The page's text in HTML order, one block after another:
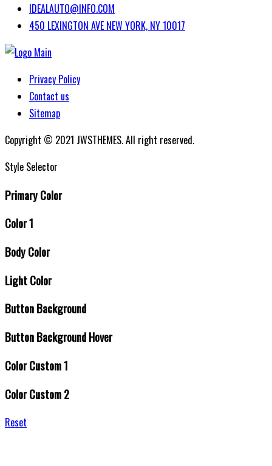
IDEALAUTO@INFO.COM
450 LEXINGTON AVE NEW YORK, NY 10017
Privacy Policy
Contact us
Sitemap
Copyright © 2021 JWSTHEMES. All right reserved.
Style Selector
Primary Color
Color 1
Body Color
Light Color
Button Background
Button Background Hover
Color Custom 1
Color Custom 2
Reset